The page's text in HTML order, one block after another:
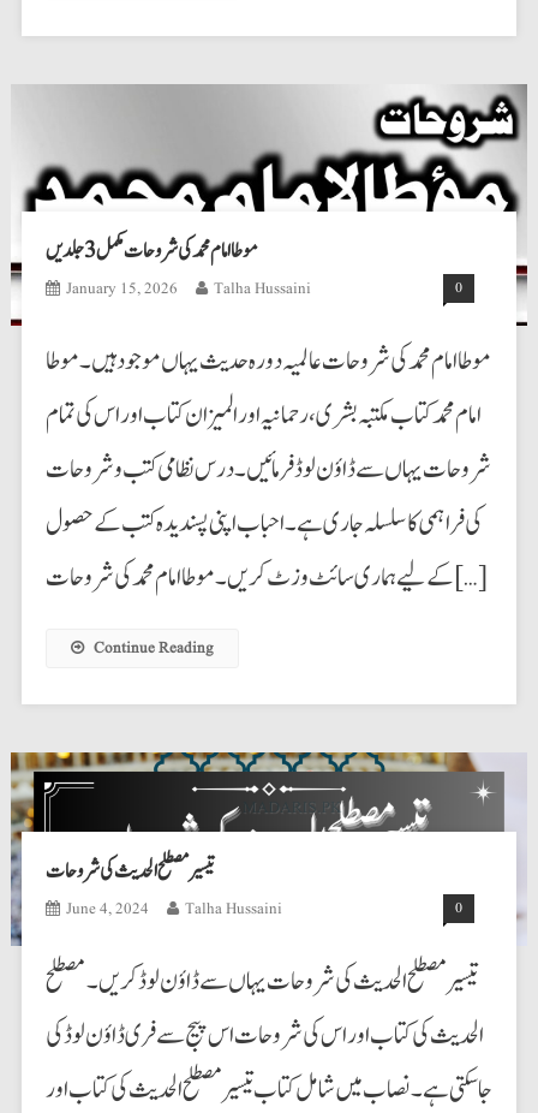
موطا امام محمد کی شروحات مکمل 3 جلدیں
January 15, 2026 Talha Hussaini 0
موطا امام محمد کی شروحات عالمیہ دورہ حدیث یہاں موجود ہیں۔ موطا
امام محمد کتاب مکتبہ بشری،رحمانیہ اورالمیزان کتاب اوراس کی تمام
شروحات یہاں سے ڈاؤن لوڈ فرمائیں۔ درس نظامی کتب وشروحات
کی فراہمی کا سلسلہ جاری ہے۔ احباب اپنی پسندیدہ کتب کے حصول
کے لیے ہماری سائٹ وزٹ کریں۔ موطا امام محمد کی شروحات […]
Continue Reading
تیسیر مصطلح الحدیث کی شروحات
June 4, 2024 Talha Hussaini 0
تیسیر مصطلح الحدیث کی شروحات یہاں سے ڈاؤن لوڈ کریں۔ مصطلح
الحدیث کی کتاب اور اس کی شروحات اس پیج سے فری ڈاؤن لوڈ کی
جا سکتی ہے۔ نصاب میں شامل کتاب تیسیر مصطلح الحدیث کی کتاب اور